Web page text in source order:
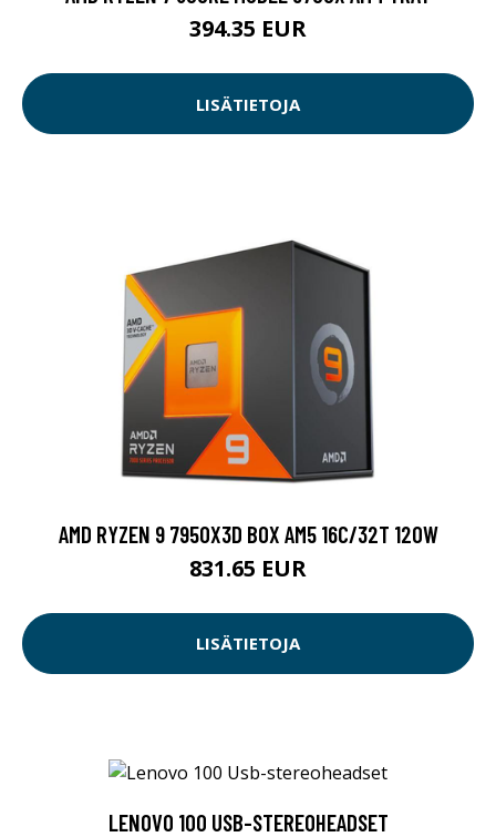
394.35 EUR
LISÄTIETOJA
AMD RYZEN 9 7950X3D BOX AM5 16C/32T 120W
831.65 EUR
LISÄTIETOJA
LENOVO 100 USB-STEREOHEADSET